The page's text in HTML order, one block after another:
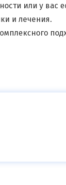
или у вас
и лечения.